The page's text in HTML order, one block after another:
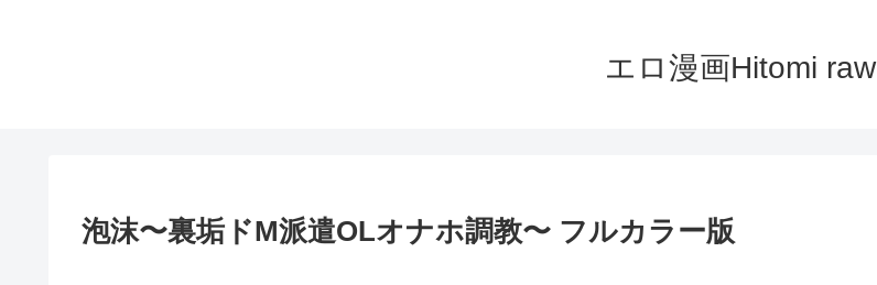
エロ漫画Hitomi raw
泡沫〜裏垢ドM派遣OLオナホ調教〜 フルカラー版